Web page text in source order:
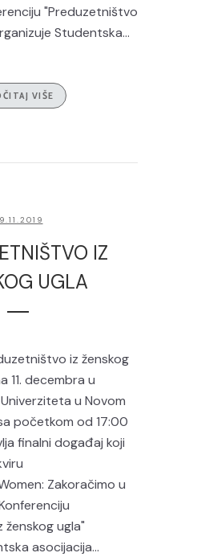
"Preduzetništvo
Studentska...
VIŠE
IZ
UGLA
iz ženskog
11. decembra u
u Novom
početkom od 17:00
finalni događaj koji
Zakoračimo u
ugla"
asocijacija...